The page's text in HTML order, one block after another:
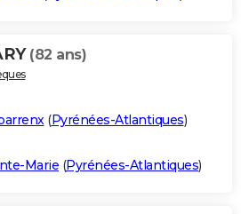
(82 ans)
(Pyrénées-Atlantiques)
Marie (Pyrénées-Atlantiques)